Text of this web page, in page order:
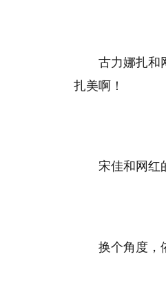
古力娜扎和
扎美啊！
宋佳和网红
换个角度，